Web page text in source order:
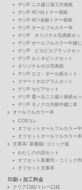
デジP ニス盛り加工付表紙
デジP 4C+白トナー表紙
デジP 4C+金銀トナー表紙
デジP オールフルカラー本
デジP オリジナル箔表紙セッ
デジP オールフルカラー中綴
デジP ピカピカブラックセッ
デジP ルミネピンクセット
オリジナルホロ箔表紙
デジP エコ・ボール紙セット
スマートホログラムセット
デジP セピアセット
デジP 選べるニス盛り表紙セッ
デジP モノクロ共紙中綴じ本
オールフルカラー本
COSコレ
オフセットオールフルカラー
オフセットオールフルカラー本
文庫本/ 新書版/ コミック版
わたしの小説セット
オフセット新書判・コミック判
オフセット文庫本
印刷＋加工料金
クリア口絵/トレペ口絵